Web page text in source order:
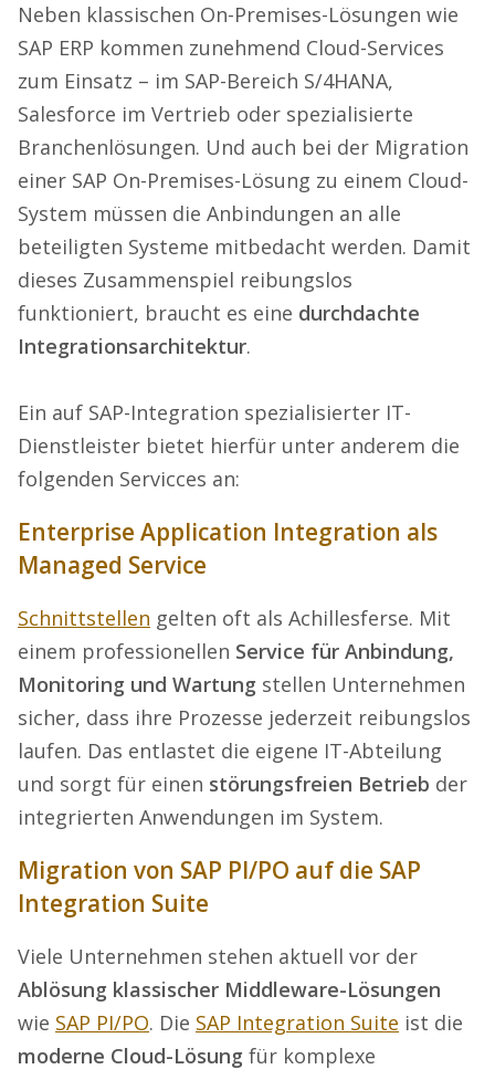
Neben klassischen On-Premises-Lösungen wie
SAP ERP kommen zunehmend Cloud-Services
zum Einsatz – im SAP-Bereich S/4HANA,
Salesforce im Vertrieb oder spezialisierte
Branchenlösungen. Und auch bei der Migration
einer SAP On-Premises-Lösung zu einem Cloud-
System müssen die Anbindungen an alle
beteiligten Systeme mitbedacht werden. Damit
dieses Zusammenspiel reibungslos
funktioniert, braucht es eine durchdachte
Integrationsarchitektur.
Ein auf SAP-Integration spezialisierter IT-
Dienstleister bietet hierfür unter anderem die
folgenden Servicces an:
Enterprise Application Integration als
Managed Service
Schnittstellen gelten oft als Achillesferse. Mit
einem professionellen Service für Anbindung,
Monitoring und Wartung stellen Unternehmen
sicher, dass ihre Prozesse jederzeit reibungslos
laufen. Das entlastet die eigene IT-Abteilung
und sorgt für einen störungsfreien Betrieb der
integrierten Anwendungen im System.
Migration von SAP PI/PO auf die SAP
Integration Suite
Viele Unternehmen stehen aktuell vor der
Ablösung klassischer Middleware-Lösungen
wie SAP PI/PO. Die SAP Integration Suite ist die
moderne Cloud-Lösung für komplexe